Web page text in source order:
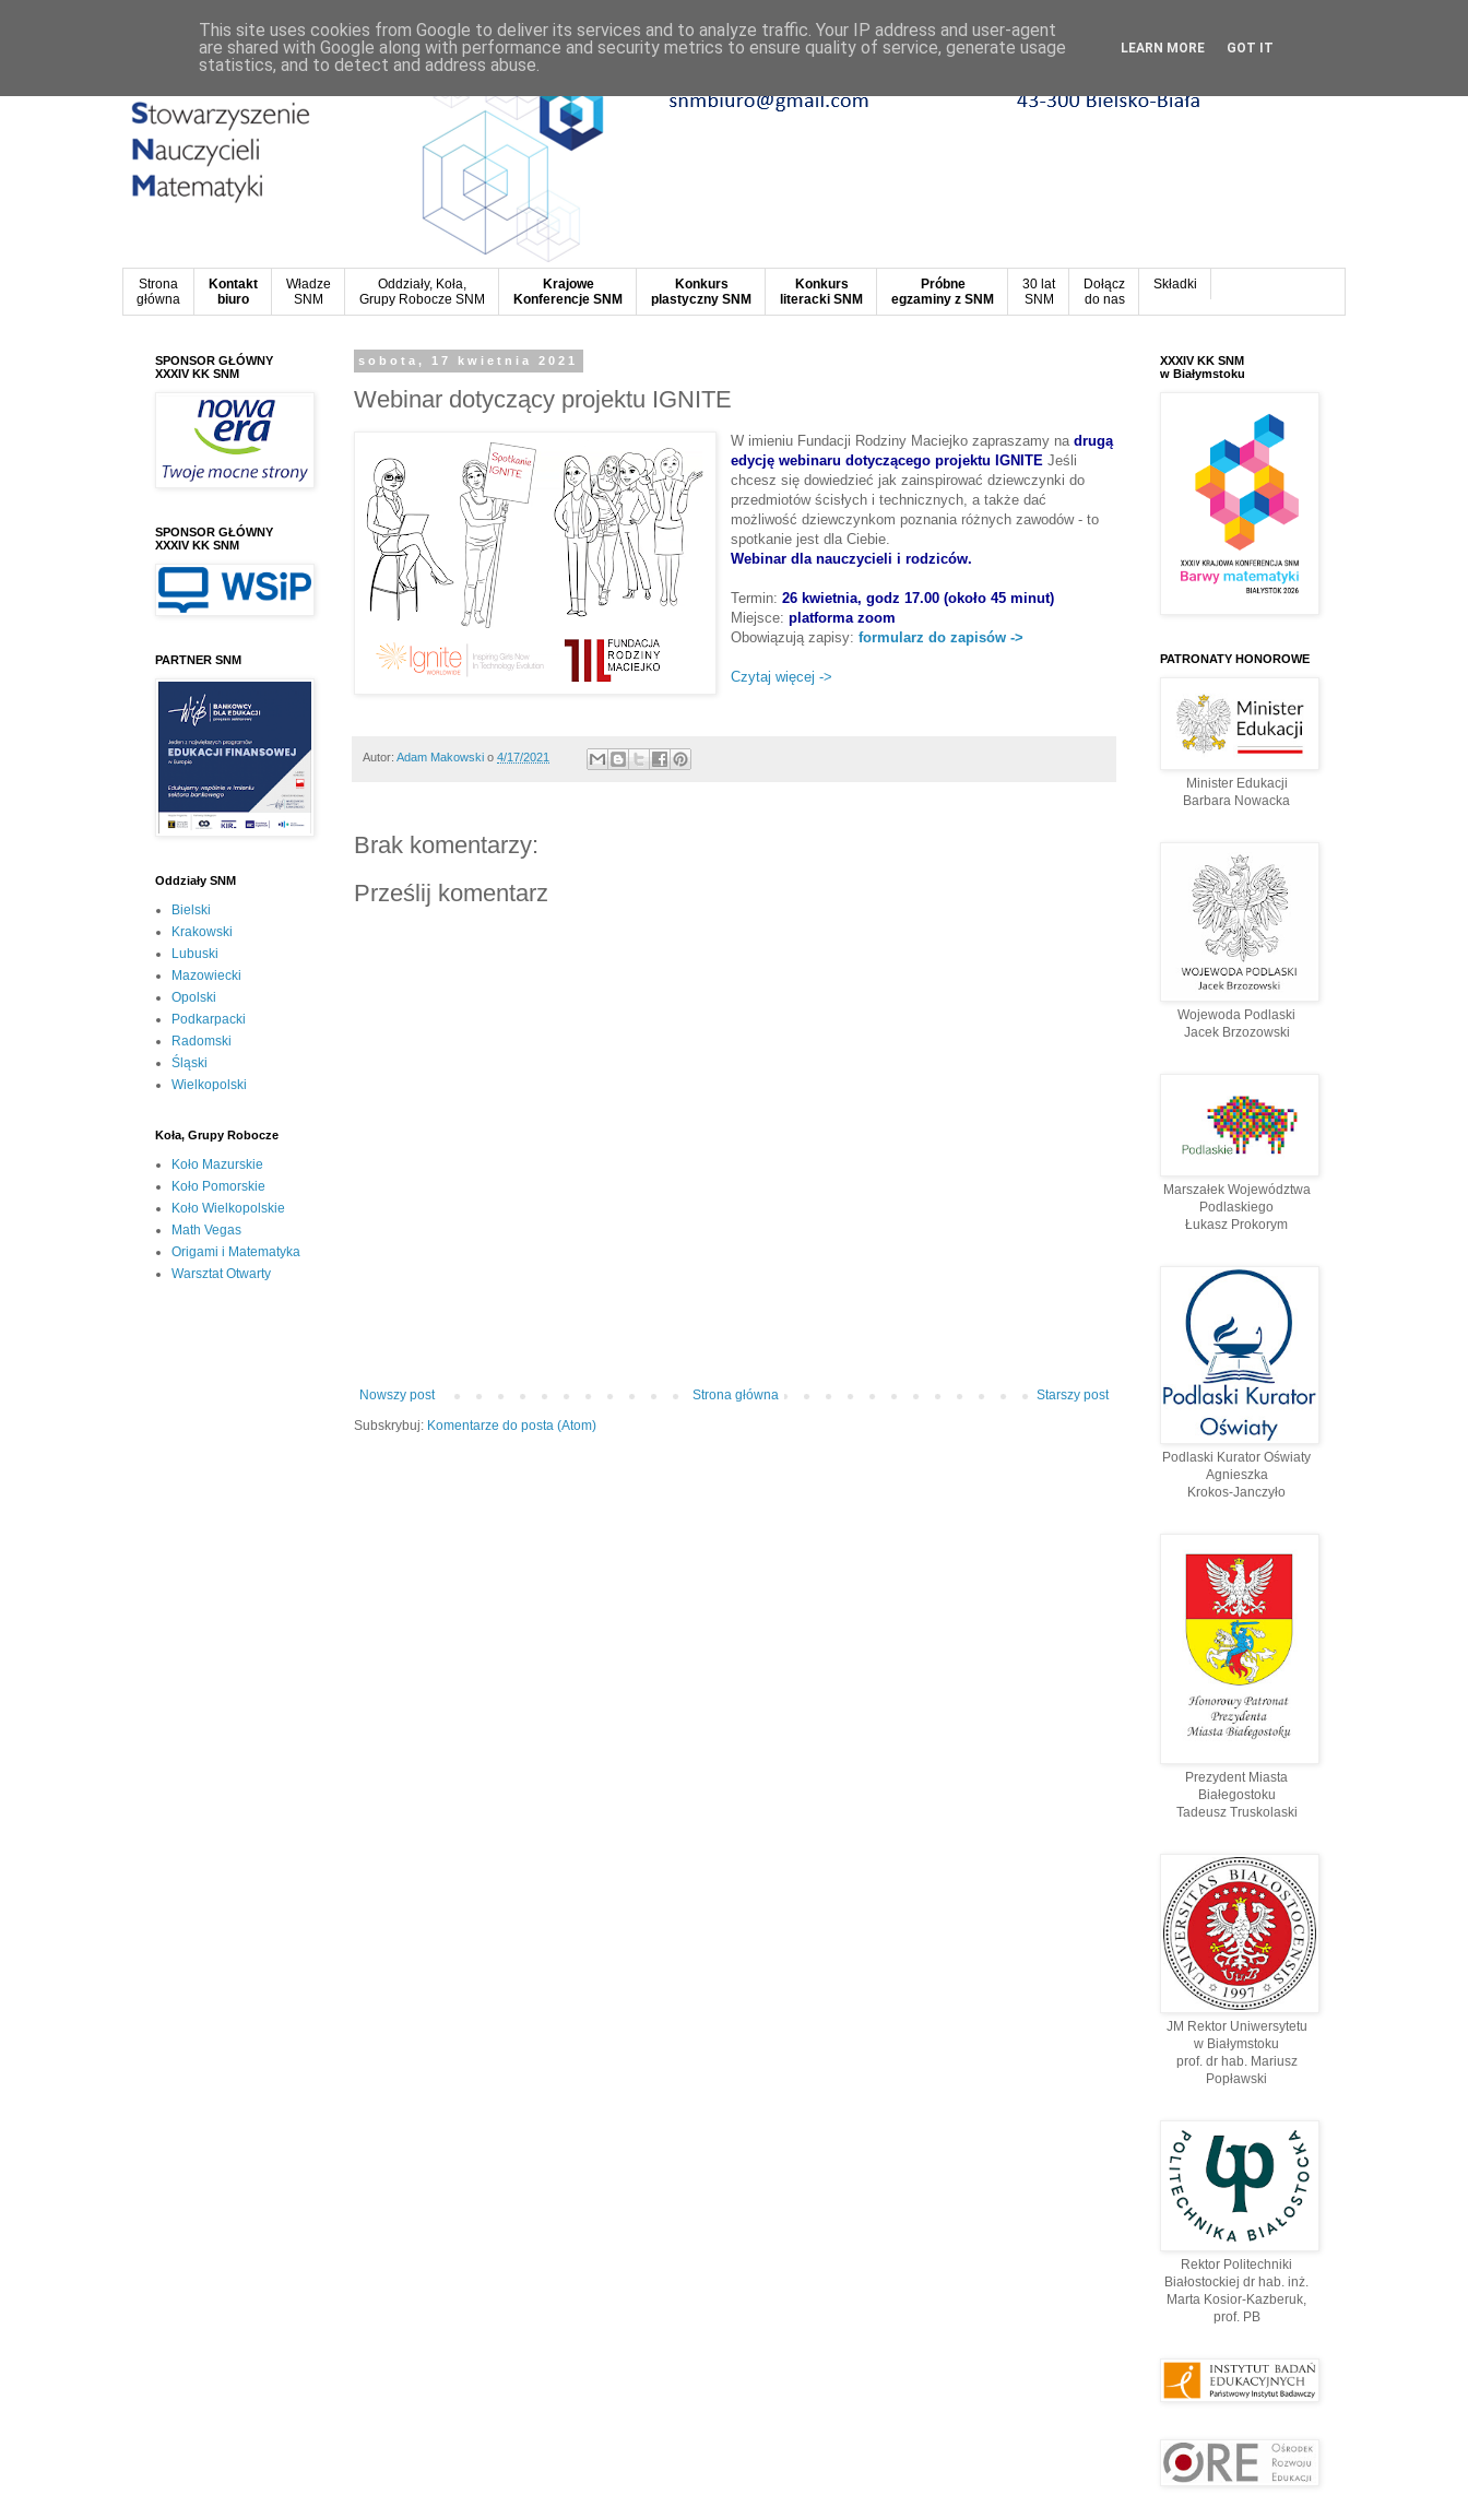
Strona
główna
Kontakt
biuro
Władze
SNM
Oddziały, Koła,
Grupy Robocze SNM
Krajowe
Konferencje SNM
Konkurs
plastyczny SNM
Konkurs
literacki SNM
Próbne
egzaminy z SNM
30 lat
SNM
Dołącz
do nas
Składki
sobota, 17 kwietnia 2021
Webinar dotyczący projektu IGNITE
W imieniu Fundacji Rodziny Maciejko zapraszamy nadrugą
edycję webinaru dotyczącego projektu IGNITE Jeśli
chcesz się dowiedzieć jak zainspirować dziewczynki do
przedmiotów ścisłych i technicznych, a także dać
możliwość dziewczynkom poznania różnych zawodów - to
spotkanie jest dla Ciebie.
Webinar dla nauczycieli i rodziców.
Termin:26 kwietnia, godz 17.00 (około 45 minut)
Miejsce:platforma zoom
Obowiązują zapisy:formularz do zapisów ->
Czytaj więcej ->
Autor: Adam Makowski o 4/17/2021
Brak komentarzy:
Prześlij komentarz
Nowszy post Starszy post
Strona główna
Subskrybuj: Komentarze do posta (Atom)
SPONSOR GŁÓWNY
XXXIV KK SNM
SPONSOR GŁÓWNY
XXXIV KK SNM
PARTNER SNM
Oddziały SNM
Bielski
Krakowski
Lubuski
Mazowiecki
Opolski
Podkarpacki
Radomski
Śląski
Wielkopolski
Koła, Grupy Robocze
Koło Mazurskie
Koło Pomorskie
Koło Wielkopolskie
Math Vegas
Origami i Matematyka
Warsztat Otwarty
XXXIV KK SNM
w Białymstoku
PATRONATY HONOROWE
Minister Edukacji
Barbara Nowacka
Wojewoda Podlaski
Jacek Brzozowski
Marszałek Województwa
Podlaskiego
Łukasz Prokorym
Podlaski Kurator Oświaty
Agnieszka
Krokos-Janczyło
Prezydent Miasta
Białegostoku
Tadeusz Truskolaski
JM Rektor Uniwersytetu
w Białymstoku
prof. dr hab. Mariusz
Popławski
Rektor Politechniki
Białostockiej dr hab. inż.
Marta Kosior-Kazberuk,
prof. PВ
This site uses cookies from Google to deliver its services and to analyze traffic. Your IP address and user-agent
are shared with Google along with performance and security metrics to ensure quality of service, generate usage
statistics, and to detect and address abuse.
LEARN MORE GOT IT